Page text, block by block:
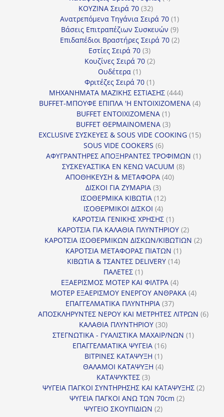
ΚΟΥΖΙΝΑ Σειρά 70 3232
προϊόντα
Ανατρεπόμενα Τηγάνια Σειρά 70 11
προϊόν
Βάσεις Επιτραπέζιων Συσκευών 99
προϊόντα
Επιδαπέδιοι Βραστήρες Σειρά 70 22
Εστίες Σειρά 70 33
προϊόντα
Κουζίνες Σειρά 70 22
Ουδέτερα 11
προϊόν
Φριτέζες Σειρά 70 11
προϊόν
ΜΗΧΑΝΗΜΑΤΑ ΜΑΖΙΚΗΣ ΕΣΤΙΑΣΗΣ 444444
προϊόντα
BUFFET-ΜΠΟΥΦΕ ΕΠΙΠΛΑ 'Η ΕΝΤΟΙΧΙΖΟΜΕΝΑ 44
BUFFET ΕΝΤΟΙΧΙΖΟΜΕΝΑ 11
προϊόν
BUFFET ΘΕΡΜΑΙΝΟΜΕΝΑ 33
προϊόντα
EXCLUSIVE ΣΥΣΚΕΥΕΣ & SOUS VIDE COOKING 1515
SOUS VIDE COOKERS 66
προϊόντα
ΑΦΥΓΡΑΝΤΗΡΕΣ ΑΠΟΞΗΡΑΝΤΕΣ ΤΡΟΦΙΜΩΝ 11
ΣΥΣΚΕΥΑΣΤΙΚΑ ΕΝ ΚΕΝΩ VACUUM 88
ΑΠΟΘΗΚΕΥΣΗ & ΜΕΤΑΦΟΡΑ 4040
ΔΙΣΚΟΙ ΓΙΑ ΖΥΜΑΡΙΑ 33
προϊόντα
ΙΣΟΘΕΡΜΙΚΑ ΚΙΒΩΤΙΑ 1212
ΙΣΟΘΕΡΜΙΚΟΙ ΔΙΣΚΟΙ 44
προϊόντα
ΚΑΡΟΤΣΙΑ ΓΕΝΙΚΗΣ ΧΡΗΣΗΣ 11
προϊόν
ΚΑΡΟΤΣΙΑ ΓΙΑ ΚΑΛΑΘΙΑ ΠΛΥΝΤΗΡΙΟΥ 22
προϊόντα
ΚΑΡΟΤΣΙΑ ΙΣΟΘΕΡΜΙΚΩΝ ΔΙΣΚΩΝ/ΚΙΒΩΤΙΩΝ 22
ΚΑΡΟΤΣΙΑ ΜΕΤΑΦΟΡΑΣ ΠΙΑΤΩΝ 11
προϊόν
ΚΙΒΩΤΙΑ & ΤΣΑΝΤΕΣ DELIVERY 1414
ΠΑΛΕΤΕΣ 11
προϊόν
ΕΞΑΕΡΙΣΜΟΣ ΜΟΤΕΡ ΚΑΙ ΦΙΛΤΡΑ 44
προϊόντα
ΜΟΤΕΡ ΕΞΑΕΡΙΣΜΟΥ ΕΝΕΡΓΟΥ ΑΝΘΡΑΚΑ 44
ΕΠΑΓΓΕΛΜΑΤΙΚΑ ΠΛΥΝΤΗΡΙΑ 3737
προϊόντα
ΑΠΟΣΚΛΗΡΥΝΤΕΣ ΝΕΡΟΥ ΚΑΙ ΜΕΤΡΗΤΕΣ ΛΙΤΡΩΝ 66
ΚΑΛΑΘΙΑ ΠΛΥΝΤΗΡΙΟΥ 3030
προϊόντα
ΣΤΕΓΝΩΤΙΚΑ - ΓΥΑΛΙΣΤΙΚΑ ΜΑΧΑΙΡ/ΝΩΝ 11
ΕΠΑΓΓΕΛΜΑΤΙΚΑ ΨΥΓΕΙΑ 1616
ΒΙΤΡΙΝΕΣ ΚΑΤΑΨΥΞΗ 11
προϊόν
ΘΑΛΑΜΟΙ ΚΑΤΑΨΥΞΗ 44
ΚΑΤΑΨΥΚΤΕΣ 33
προϊόντα
ΨΥΓΕΙΑ ΠΑΓΚΟΙ ΣΥΝΤΗΡΗΣΗΣ ΚΑΙ ΚΑΤΑΨΥΞΗΣ 22
ΨΥΓΕΙΑ ΠΑΓΚΟΙ ΑΝΩ ΤΩΝ 70cm 22
ΨΥΓΕΙΟ ΣΚΟΥΠΙΔΙΩΝ 22